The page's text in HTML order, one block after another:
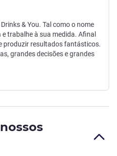
& You. Tal como o nome
trabalhe à sua medida. Afinal
produzir resultados fantásticos.
grandes decisões e grandes